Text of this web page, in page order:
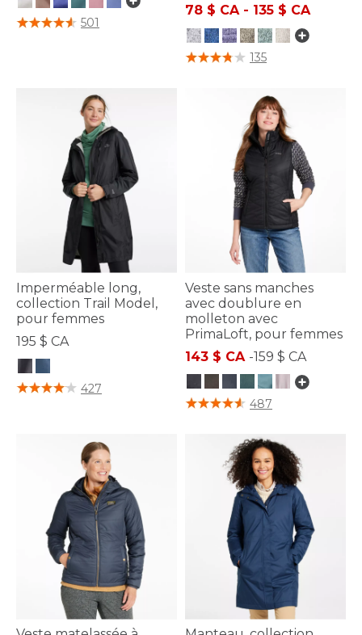
4,4 sur 5 Évaluation des clients
501
78 $ CA - 135 $ CA
5 sur 5 Évaluation des clients
135
Imperméable long,
collection Trail Model,
pour femmes
195 $ CA
4,5 sur 5 Évaluation des clients
427
Veste sans manches
avec doublure en
molleton avec
PrimaLoft, pour femmes
143 $ CA -159 $ CA
5 sur 5 Évaluation des clients
487